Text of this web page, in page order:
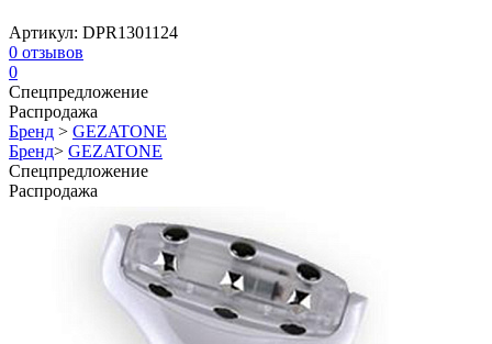
Артикул: DPR1301124
0 отзывов
0
Спецпредложение
Распродажа
Бренд > GEZATONE
Бренд> GEZATONE
Спецпредложение
Распродажа